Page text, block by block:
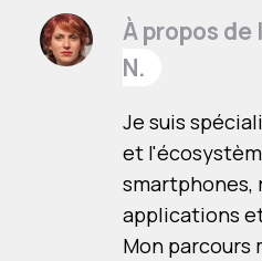
À propos de
N.
Je suis
et
smartphones,
applications
Mon parcours